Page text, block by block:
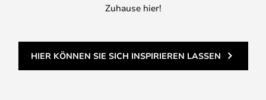
Zuhause hier!
HIER KÖNNEN SIE SICH INSPIRIEREN LASSEN